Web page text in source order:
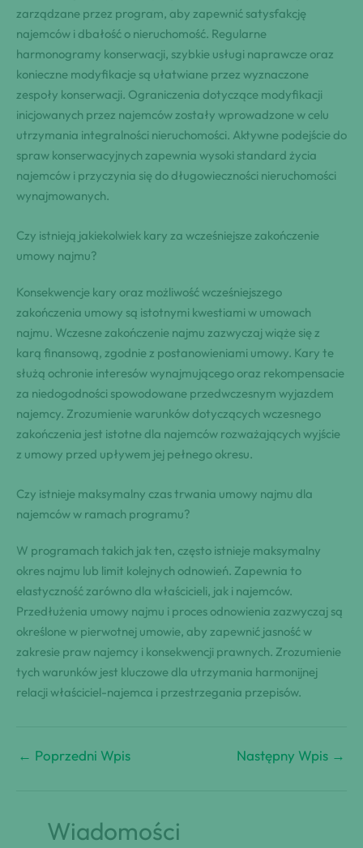
zarządzane przez program, aby zapewnić satysfakcję
najemców i dbałość o nieruchomość. Regularne
harmonogramy konserwacji, szybkie usługi naprawcze oraz
konieczne modyfikacje są ułatwiane przez wyznaczone
zespoły konserwacji. Ograniczenia dotyczące modyfikacji
inicjowanych przez najemców zostały wprowadzone w celu
utrzymania integralności nieruchomości. Aktywne podejście do
spraw konserwacyjnych zapewnia wysoki standard życia
najemców i przyczynia się do długowieczności nieruchomości
wynajmowanych.
Czy istnieją jakiekolwiek kary za wcześniejsze zakończenie
umowy najmu?
Konsekwencje kary oraz możliwość wcześniejszego
zakończenia umowy są istotnymi kwestiami w umowach
najmu. Wczesne zakończenie najmu zazwyczaj wiąże się z
karą finansową, zgodnie z postanowieniami umowy. Kary te
służą ochronie interesów wynajmującego oraz rekompensacie
za niedogodności spowodowane przedwczesnym wyjazdem
najemcy. Zrozumienie warunków dotyczących wczesnego
zakończenia jest istotne dla najemców rozważających wyjście
z umowy przed upływem jej pełnego okresu.
Czy istnieje maksymalny czas trwania umowy najmu dla
najemców w ramach programu?
W programach takich jak ten, często istnieje maksymalny
okres najmu lub limit kolejnych odnowień. Zapewnia to
elastyczność zarówno dla właścicieli, jak i najemców.
Przedłużenia umowy najmu i proces odnowienia zazwyczaj są
określone w pierwotnej umowie, aby zapewnić jasność w
zakresie praw najemcy i konsekwencji prawnych. Zrozumienie
tych warunków jest kluczowe dla utrzymania harmonijnej
relacji właściciel-najemca i przestrzegania przepisów.
← Poprzedni Wpis Następny Wpis →
Wiadomości